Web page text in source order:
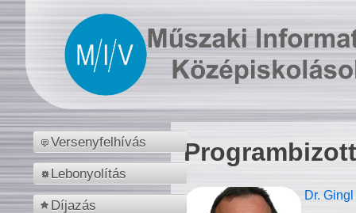
Versenyfelhívás
Lebonyolítás
Díjazás
Dr.